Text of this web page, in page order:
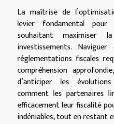
La maîtrise de
levier fondamental
souhaitant maximiser
investissements.
réglementations fiscales
compréhension
d’anticiper les
comment les partenaires
efficacement leur fiscalité
indéniables, tout en restant